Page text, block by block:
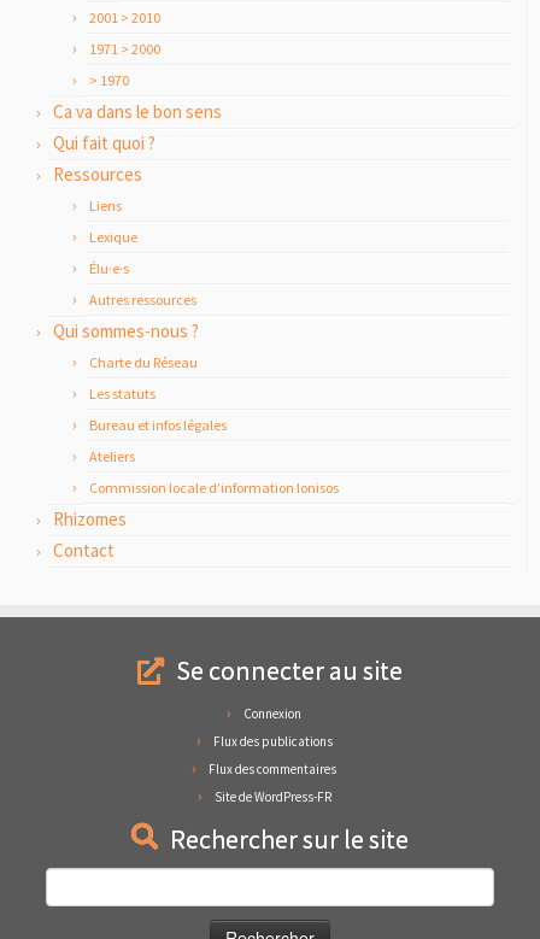
2001 > 2010
1971 > 2000
> 1970
Ca va dans le bon sens
Qui fait quoi ?
Ressources
Liens
Lexique
Élu·e·s
Autres ressources
Qui sommes-nous ?
Charte du Réseau
Les statuts
Bureau et infos légales
Ateliers
Commission locale d’information Ionisos
Rhizomes
Contact
Se connecter au site
Connexion
Flux des publications
Flux des commentaires
Site de WordPress-FR
Rechercher sur le site